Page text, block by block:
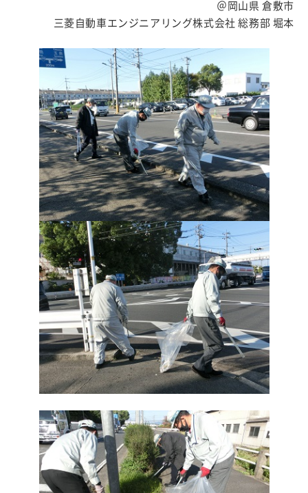
＠岡山県 倉敷市
三菱自動車エンジニアリング株式会社 総務部 堀本